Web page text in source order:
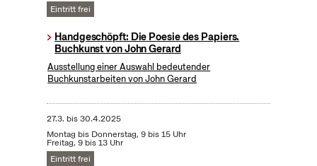
Eintritt frei
Handgeschöpft: Die Poesie des Papiers.
Buchkunst von John Gerard
Ausstellung einer Auswahl bedeutender
Buchkunstarbeiten von John Gerard
27.3. bis30.4.2025
Montag bis Donnerstag, 9 bis 15 Uhr
Freitag, 9 bis 13 Uhr
Eintritt frei